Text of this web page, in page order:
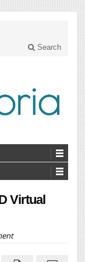
Search
Virtual